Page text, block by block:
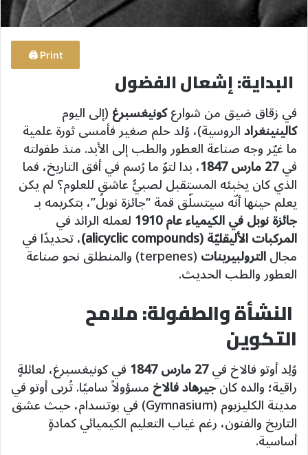
Print 🖨
البداية: إشعال الفضول
في زقاق ضيق من شوارعكونيغسبرغ(إلى اليوم
كالينينغرادالروسية)، وُلد حلم صغير فأمسى ثورة علمية
ما غيّر وجه صناعة العطور والطب إلى الأبد. منذ طفولته
في27 مارس 1847 ، بدا لتوّ ما رُسم في أفق التاريخ، فما
الذي كان يخبئه المستقبل لصبيٍّ عاشقٍ للعلوم؟ لم يكن
يعلم حينها أنّه سيتسلّق قمة “جائزة نوبل”، بتكريمه بـ
جائزة نوبل في الكيمياء عام 1910 لعمله الرائد في
المركبات الأليقليّة (alicyclic compounds) ، تحديدًا في
مجالالترولبيرينات (terpenes) والمنطلق نحو صناعة
العطور والطب الحديث.
النشأة والطفولة: ملامح
التكوين
وُلِد أوتو فالاخ في27 مارس 1847 في كونيغسبرغ، لعائلةٍ
راقية؛ والده كانجيرهاد فالاخمسؤولاً ساميًا. تُربى أوتو في
مدينة الكليزيوم (Gymnasium) في بوتسدام، حيث عشق
التاريخ والفنون، رغم غياب التعليم الكيميائي كمادةٍ
أساسية.